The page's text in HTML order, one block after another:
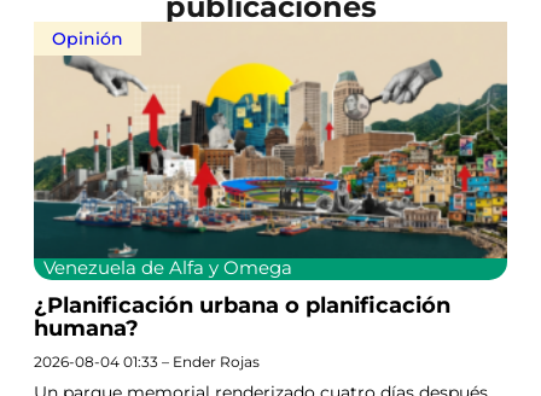
Opinión
Venezuela de Alfa y Omega
¿Planificación urbana o planificación
humana?
2026-08-04 01:33 – Ender Rojas